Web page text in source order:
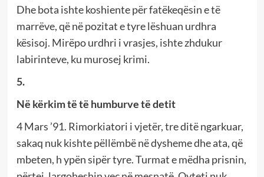
Dhe bota ishte koshiente për fatëkeqësin e të
marrëve, që në pozitat e tyre lëshuan urdhra
kësisoj. Mirëpo urdhri i vrasjes, ishte zhdukur
labirinteve, ku murosej krimi.
5.
Në kërkim të të humburve të detit
4 Mars ’91. Rimorkiatori i vjetër, tre ditë ngarkuar,
sakaq nuk kishte pëllëmbë në dysheme dhe ata, që
mbeten, h ypën sipër tyre. Turmat e mëdha prisnin,